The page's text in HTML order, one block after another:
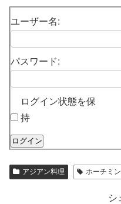
ユーザー名:
パスワード:
ログイン状態を保
持
ログイン
アジアン料理 ホーチミ
シ